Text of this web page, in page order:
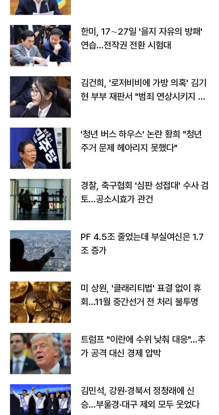
한미, 17∼27일 '을지 자유의 방패'
연습…전작권 전환 시험대
김건희, '로저비비에 가방 의혹' 김기
현 부부 재판서 "범죄 연상시키지 말
'청년 버스 하우스' 논란 황희 "청년
주거 문제 헤아리지 못했다"
경찰, 축구협회 '심판 성접대' 수사 검
토…공소시효가 관건
PF 4.5조 줄었는데 부실여신은 1.7
조 증가
미 상원, '클래리티법' 표결 없이 휴
회…11월 중간선거 전 처리 불투명
트럼프 "이란에 수위 낮춰 대응"…추
가 공격 대신 경제 압박
김민석, 강원·경북서 정청래에 신
승…부울경·대구 제외 모두 웃었다